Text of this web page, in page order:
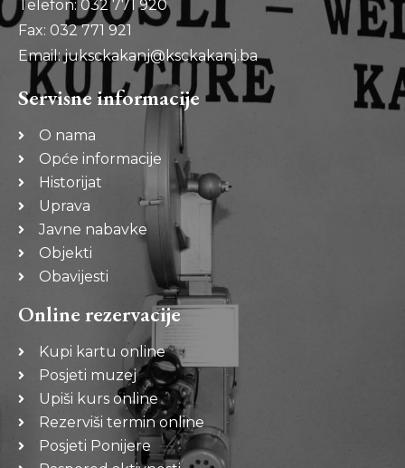
Telefon: 032 771 920
Fax: 032 771 921
Email: juksckakanj@ksckakanj.ba
Servisne informacije
O nama
Opće informacije
Historijat
Uprava
Javne nabavke
Objekti
Obavijesti
Online rezervacije
Kupi kartu online
Posjeti muzej
Upiši kurs online
Rezerviši termin online
Posjeti Ponijere